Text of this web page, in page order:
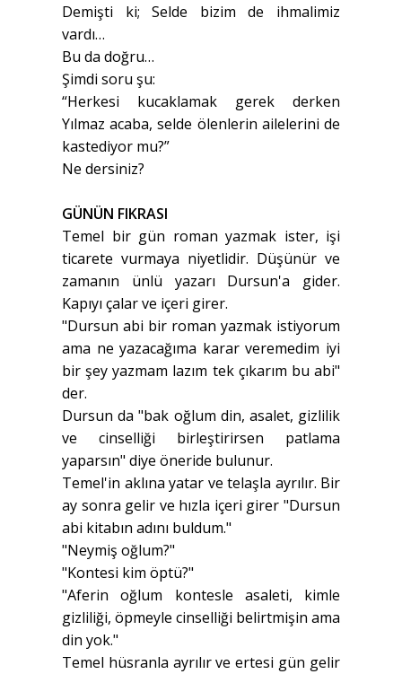
Demişti ki; Selde bizim de ihmalimiz
vardı…
Bu da doğru…
Şimdi soru şu:
“Herkesi kucaklamak gerek derken
Yılmaz acaba, selde ölenlerin ailelerini de
kastediyor mu?”
Ne dersiniz?
GÜNÜN FIKRASI
Temel bir gün roman yazmak ister, işi
ticarete vurmaya niyetlidir. Düşünür ve
zamanın ünlü yazarı Dursun'a gider.
Kapıyı çalar ve içeri girer.
"Dursun abi bir roman yazmak istiyorum
ama ne yazacağıma karar veremedim iyi
bir şey yazmam lazım tek çıkarım bu abi"
der.
Dursun da "bak oğlum din, asalet, gizlilik
ve cinselliği birleştirirsen patlama
yaparsın" diye öneride bulunur.
Temel'in aklına yatar ve telaşla ayrılır. Bir
ay sonra gelir ve hızla içeri girer "Dursun
abi kitabın adını buldum."
"Neymiş oğlum?"
"Kontesi kim öptü?"
"Aferin oğlum kontesle asaleti, kimle
gizliliği, öpmeyle cinselliği belirtmişin ama
din yok."
Temel hüsranla ayrılır ve ertesi gün gelir